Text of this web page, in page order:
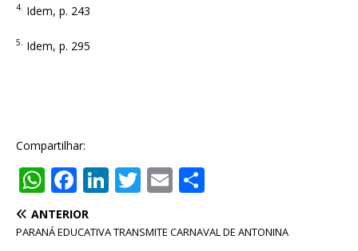
4. Idem, p. 243
5. Idem, p. 295
Compartilhar:
W
h
at
F
a
c
Li
k
T
it
E
ai ar
ANTERIOR
PARANÁ EDUCATIVA TRANSMITE CARNAVAL DE ANTONINA